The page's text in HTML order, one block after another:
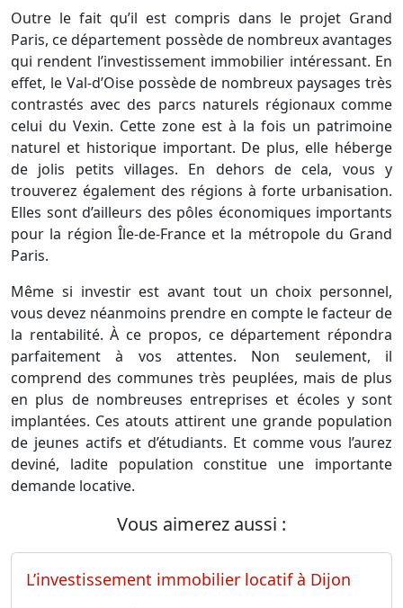
Outre le fait qu’il est compris dans le projet Grand
Paris, ce département possède de nombreux avantages
qui rendent l’investissement immobilier intéressant. En
effet, le Val-d’Oise possède de nombreux paysages très
contrastés avec des parcs naturels régionaux comme
celui du Vexin. Cette zone est à la fois un patrimoine
naturel et historique important. De plus, elle héberge
de jolis petits villages. En dehors de cela, vous y
trouverez également des régions à forte urbanisation.
Elles sont d’ailleurs des pôles économiques importants
pour la région Île-de-France et la métropole du Grand
Paris.
Même si investir est avant tout un choix personnel,
vous devez néanmoins prendre en compte le facteur de
la rentabilité. À ce propos, ce département répondra
parfaitement à vos attentes. Non seulement, il
comprend des communes très peuplées, mais de plus
en plus de nombreuses entreprises et écoles y sont
implantées. Ces atouts attirent une grande population
de jeunes actifs et d’étudiants. Et comme vous l’aurez
deviné, ladite population constitue une importante
demande locative.
Vous aimerez aussi :
L’investissement immobilier locatif à Dijon